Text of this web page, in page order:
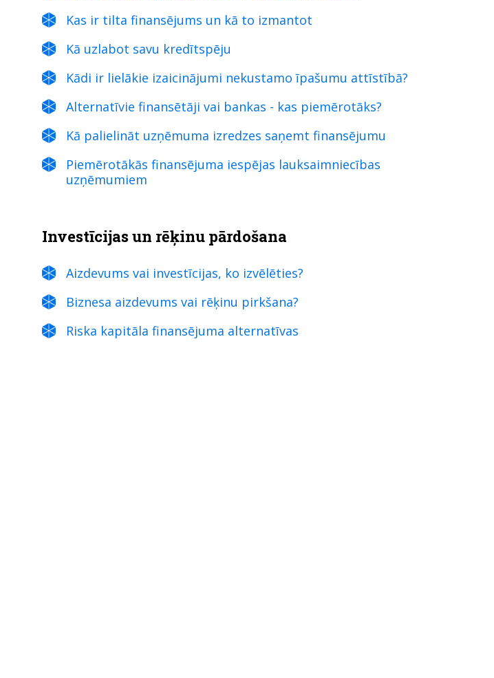
Kas ir tilta finansējums un kā to izmantot
Kā uzlabot savu kredītspēju
Kādi ir lielākie izaicinājumi nekustamo īpašumu attīstībā?
Alternatīvie finansētāji vai bankas - kas piemērotāks?
Kā palielināt uzņēmuma izredzes saņemt finansējumu
Piemērotākās finansējuma iespējas lauksaimniecības
uzņēmumiem
Investīcijas un rēķinu pārdošana
Aizdevums vai investīcijas, ko izvēlēties?
Biznesa aizdevums vai rēķinu pirkšana?
Riska kapitāla finansējuma alternatīvas